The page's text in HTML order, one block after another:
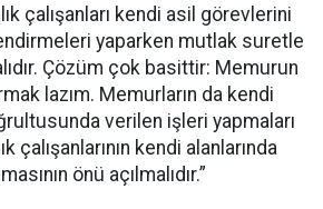
çalışanları kendi asil görevlerini
yaparken mutlak suretle
Çözüm çok basittir: Memurun
lazım. Memurların da kendi
verilen işleri yapmaları
çalışanlarının kendi alanlarında
önü açılmalıdır.”